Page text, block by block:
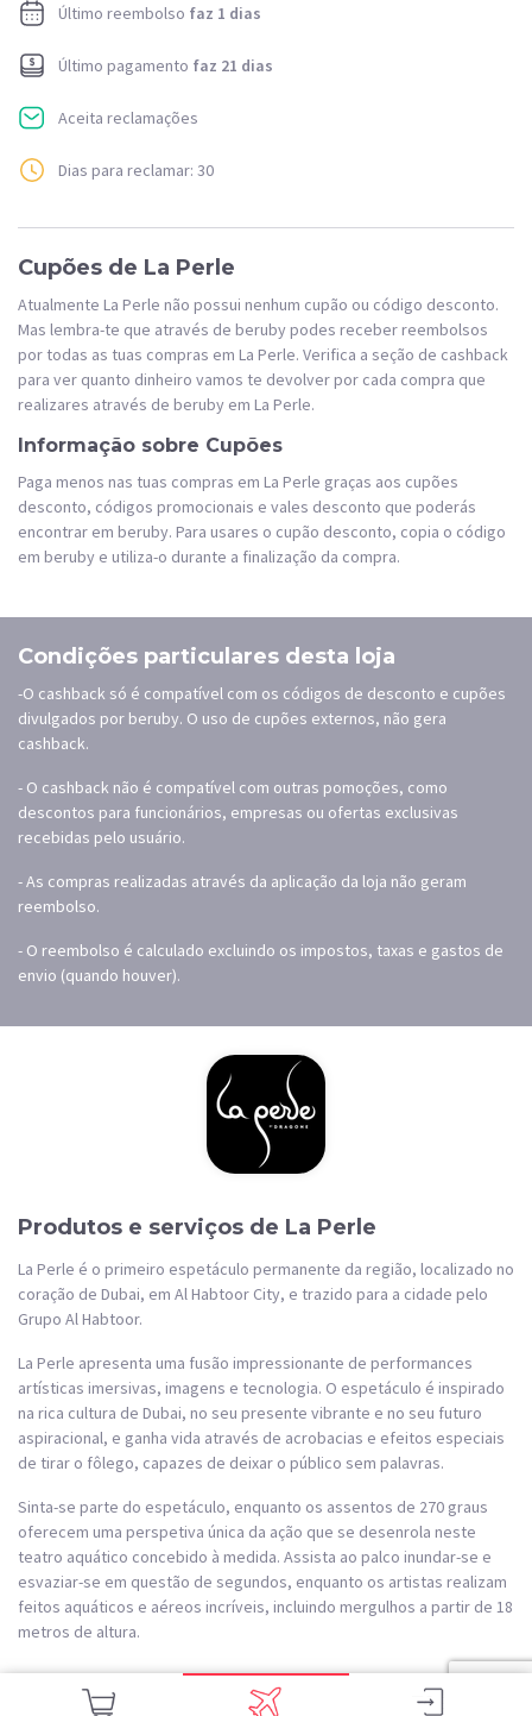
Último reembolso faz 1 dias
Último pagamento faz 21 dias
Aceita reclamações
Dias para reclamar: 30
Cupões de La Perle
Atualmente La Perle não possui nenhum cupão ou código desconto.
Mas lembra-te que através de beruby podes receber reembolsos
por todas as tuas compras em La Perle. Verifica a seção de cashback
para ver quanto dinheiro vamos te devolver por cada compra que
realizares através de beruby em La Perle.
Informação sobre Cupões
Paga menos nas tuas compras em La Perle graças aos cupões
desconto, códigos promocionais e vales desconto que poderás
encontrar em beruby. Para usares o cupão desconto, copia o código
em beruby e utiliza-o durante a finalização da compra.
Condições particulares desta loja
-O cashback só é compatível com os códigos de desconto e cupões
divulgados por beruby. O uso de cupões externos, não gera
cashback.
- O cashback não é compatível com outras pomoções, como
descontos para funcionários, empresas ou ofertas exclusivas
recebidas pelo usuário.
- As compras realizadas através da aplicação da loja não geram
reembolso.
- O reembolso é calculado excluindo os impostos, taxas e gastos de
envio (quando houver).
Produtos e serviços de La Perle
La Perle é o primeiro espetáculo permanente da região, localizado no
coração de Dubai, em Al Habtoor City, e trazido para a cidade pelo
Grupo Al Habtoor.
La Perle apresenta uma fusão impressionante de performances
artísticas imersivas, imagens e tecnologia. O espetáculo é inspirado
na rica cultura de Dubai, no seu presente vibrante e no seu futuro
aspiracional, e ganha vida através de acrobacias e efeitos especiais
de tirar o fôlego, capazes de deixar o público sem palavras.
Sinta-se parte do espetáculo, enquanto os assentos de 270 graus
oferecem uma perspetiva única da ação que se desenrola neste
teatro aquático concebido à medida. Assista ao palco inundar-se e
esvaziar-se em questão de segundos, enquanto os artistas realizam
feitos aquáticos e aéreos incríveis, incluindo mergulhos a partir de 18
metros de altura.